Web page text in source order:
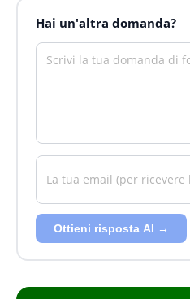
Hai un'altra domanda?
Ottieni risposta AI →